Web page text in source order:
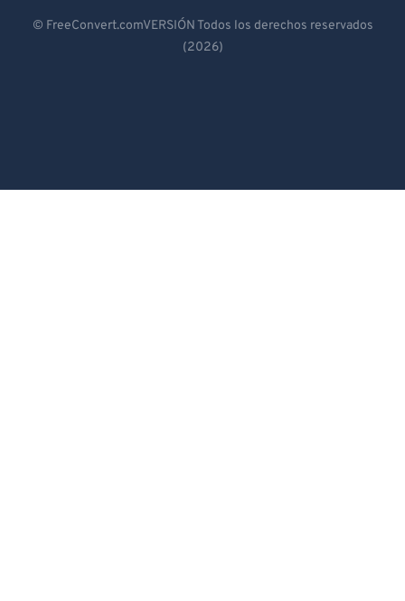
Español
© FreeConvert.comVERSIÓN Todos los derechos reservados
(2026)